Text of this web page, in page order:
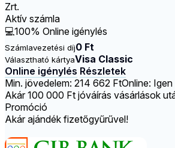
Zrt.
Aktív számla
💻100% Online igénylés
Számlavezetési díj0 Ft
Választható kártyaVisa Classic
Online igénylés Részletek
Min. jövedelem: 214 662 FtOnline: Igen
Akár 100 000 Ft jóváírás vásárlások
Promóció
Akár ajándék fizetőgyűrűvel!